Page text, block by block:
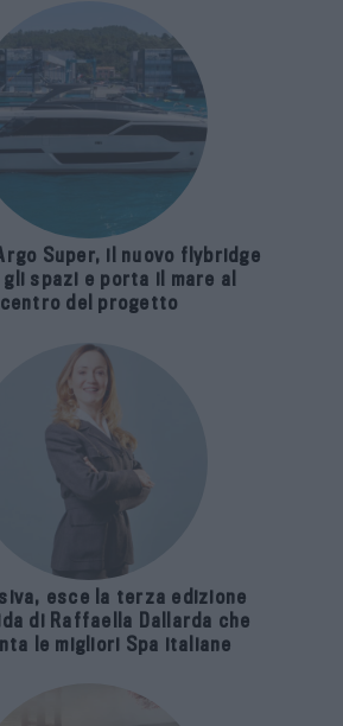
Super, il nuovo flybridge
gli spazi e porta il mare al
centro del progetto
esce la terza edizione
di Raffaella Dallarda che
le migliori Spa italiane